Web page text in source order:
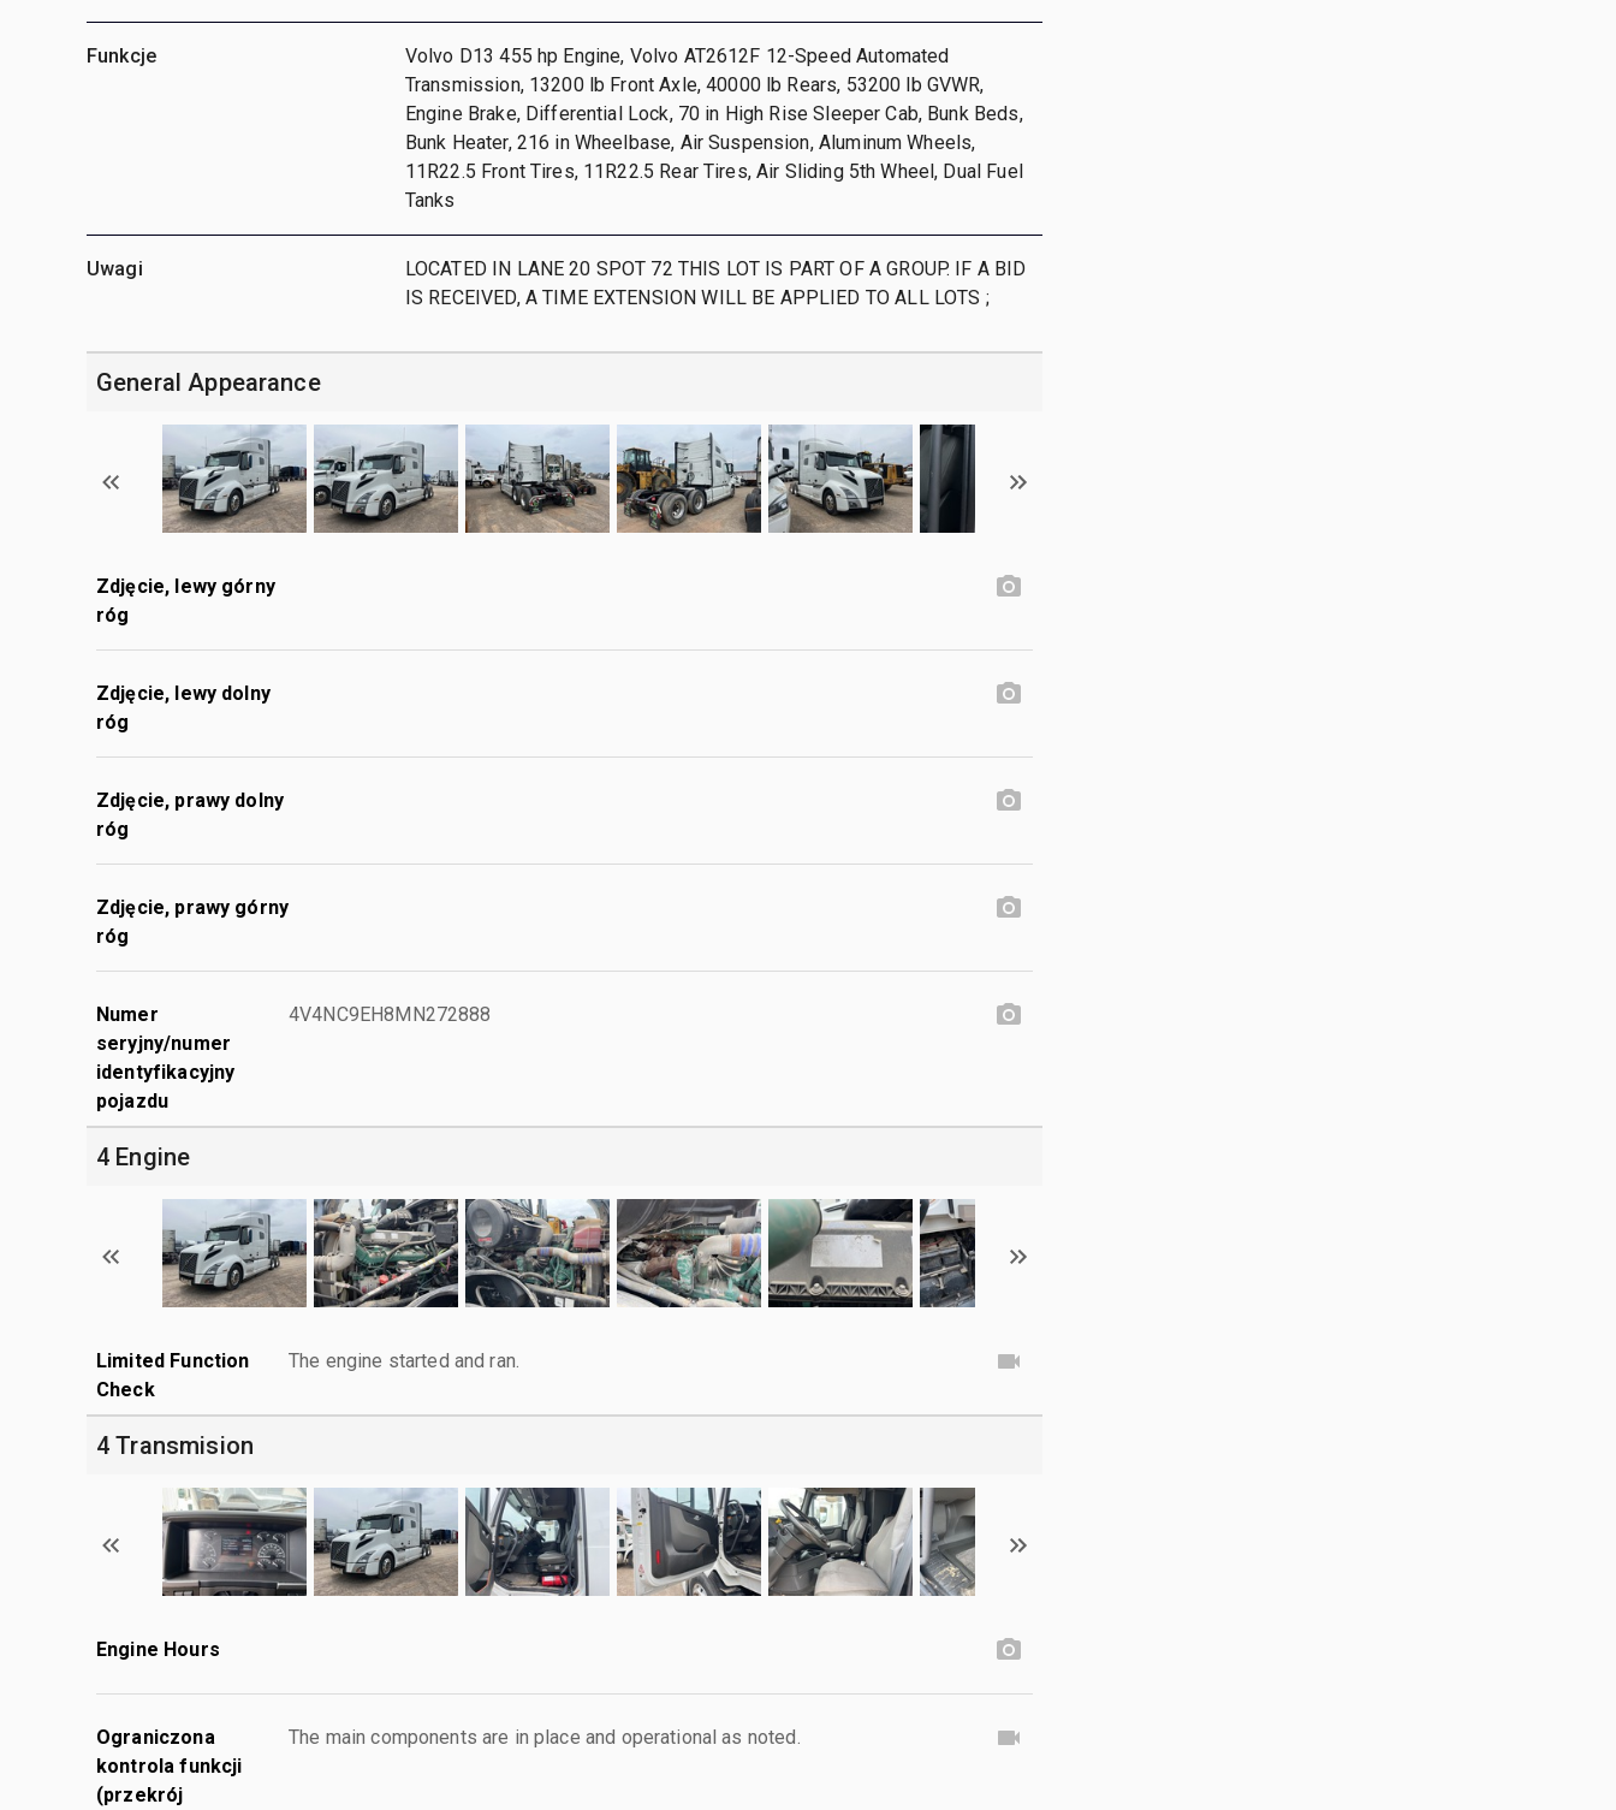
Funkcje
Volvo D13 455 hp Engine, Volvo AT2612F 12-Speed Automated
Transmission, 13200 lb Front Axle, 40000 lb Rears, 53200 lb GVWR,
Engine Brake, Differential Lock, 70 in High Rise Sleeper Cab, Bunk Beds,
Bunk Heater, 216 in Wheelbase, Air Suspension, Aluminum Wheels,
11R22.5 Front Tires, 11R22.5 Rear Tires, Air Sliding 5th Wheel, Dual Fuel
Tanks
Uwagi
LOCATED IN LANE 20 SPOT 72 THIS LOT IS PART OF A GROUP. IF A BID
IS RECEIVED, A TIME EXTENSION WILL BE APPLIED TO ALL LOTS ;
General Appearance
Zdjęcie, lewy górny
róg
Zdjęcie, lewy dolny
róg
Zdjęcie, prawy dolny
róg
Zdjęcie, prawy górny
róg
Numer
seryjny/numer
identyfikacyjny
pojazdu
4V4NC9EH8MN272888
4 Engine
Limited Function
Check
The engine started and ran.
4 Transmision
Engine Hours
Ograniczona
kontrola funkcji
(przekrój
The main components are in place and operational as noted.